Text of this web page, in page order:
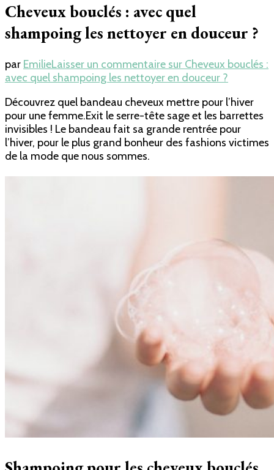
Cheveux bouclés : avec quel
shampoing les nettoyer en douceur ?
par EmilieLaisser un commentaire sur Cheveux bouclés :
avec quel shampoing les nettoyer en douceur ?
Découvrez quel bandeau cheveux mettre pour l’hiver
pour une femme.Exit le serre-tête sage et les barrettes
invisibles ! Le bandeau fait sa grande rentrée pour
l’hiver, pour le plus grand bonheur des fashions victimes
de la mode que nous sommes.